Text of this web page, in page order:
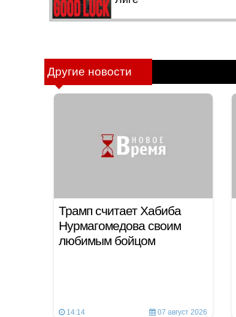
Другие новости
Трамп считает Хабиба
Нурмагомедова своим
любимым бойцом
14:14 07 август 2026